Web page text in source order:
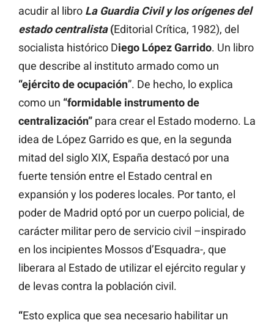
acudir al libro La Guardia Civil y los orígenes del
estado centralista(Editorial Crítica, 1982), del
socialista histórico Diego López Garrido. Un libro
que describe al instituto armado como un
“ejército de ocupación”. De hecho, lo explica
como un “formidable instrumento de
centralización” para crear el Estado moderno. La
idea de López Garrido es que, en la segunda
mitad del siglo XIX, España destacó por una
fuerte tensión entre el Estado central en
expansión y los poderes locales. Por tanto, el
poder de Madrid optó por un cuerpo policial, de
carácter militar pero de servicio civil –inspirado
en los incipientes Mossos d’Esquadra-, que
liberara al Estado de utilizar el ejército regular y
de levas contra la población civil.
“Esto explica que sea necesario habilitar un